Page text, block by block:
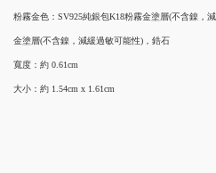
粉霧金色：SV925純銀包K18粉霧金塗層(不含鎳，
金塗層(不含鎳，減緩過敏可能性)，鋯石
寬度：約 0.61cm
大小：約 1.54cm x 1.61cm